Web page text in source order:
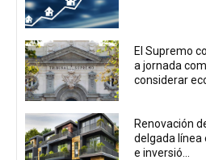
El Supremo
a jornada
considerar
Renovación
delgada línea
e inversió...